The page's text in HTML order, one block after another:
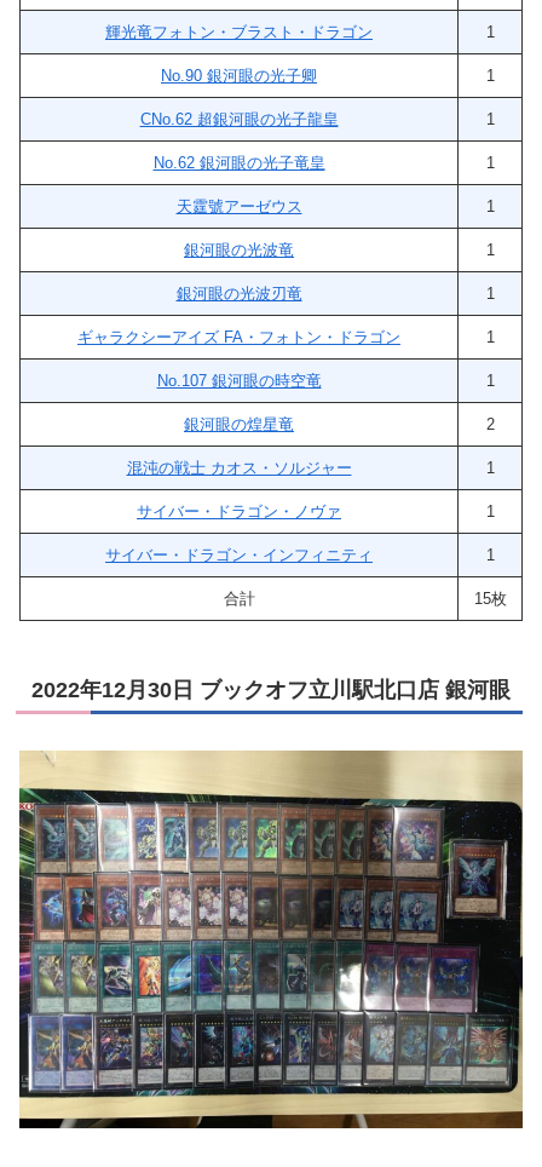
輝光竜フォトン・ブラスト・ドラゴン 1
No.90 銀河眼の光子卿 1
CNo.62 超銀河眼の光子龍皇 1
No.62 銀河眼の光子竜皇 1
天霆號アーゼウス 1
銀河眼の光波竜 1
銀河眼の光波刃竜 1
ギャラクシーアイズ FA・フォトン・ドラゴン 1
No.107 銀河眼の時空竜 1
銀河眼の煌星竜 2
混沌の戦士 カオス・ソルジャー 1
サイバー・ドラゴン・ノヴァ 1
サイバー・ドラゴン・インフィニティ 1
合計 15枚
2022年12月30日 ブックオフ立川駅北口店 銀河眼